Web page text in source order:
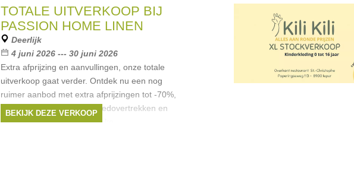
TOTALE UITVERKOOP BIJ
PASSION HOME LINEN
Deerlijk
4 juni 2026 --- 30 juni 2026
Extra afprijzing en aanvullingen, onze totale
uitverkoop gaat verder. Ontdek nu een nog
ruimer aanbod met extra afprijzingen tot -70%,
waaronder veel meer dekbedovertrekken en
nachtm ode aan uitzonderlijke
BEKIJK DEZE VERKOOP